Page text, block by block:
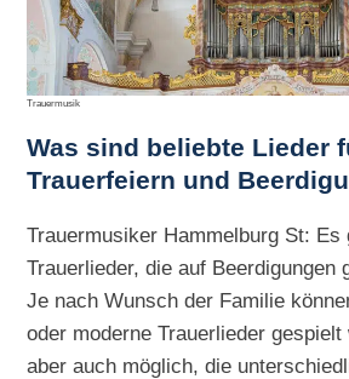
Trauermusik
Was sind beliebte Lieder
Trauerfeiern und
Trauermusiker Hammelburg St: Es
Trauerlieder, die auf Beerdigungen
Je nach Wunsch der Familie
oder moderne Trauerlieder
aber auch möglich, die